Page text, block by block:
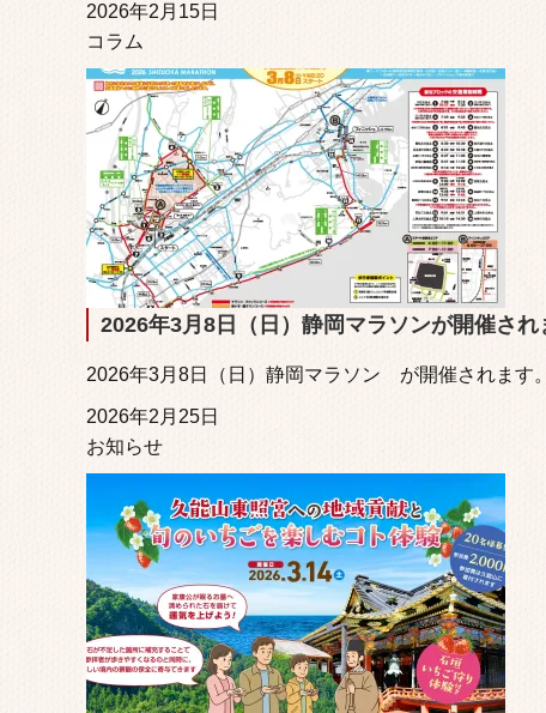
2026年2月15日
コラム
2026年3月8日（日）静岡マラソンが開催され
2026年3月8日（日）静岡マラソン が開催されます
2026年2月25日
お知らせ